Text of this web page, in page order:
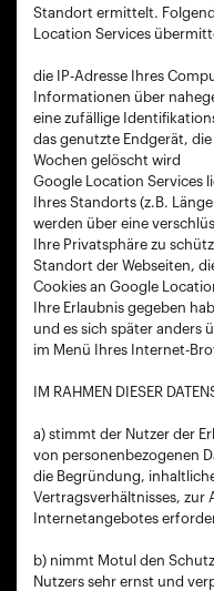
Standort ermittelt.
Location Services
die IP-Adresse Ihres
Informationen über
eine zufällige
das genutzte Endgerät,
Wochen gelöscht wird
Google Location Services
Ihres Standorts (z.B.
werden über eine
Ihre Privatsphäre zu
Standort der Webseiten,
Cookies an Google
Ihre Erlaubnis gegeben
und es sich später anders
im Menü Ihres Internet-
IM RAHMEN DIESER
a) stimmt der Nutzer der
von personenbezogenen
die Begründung,
Vertragsverhältnisses, zur
Internetangebotes
b) nimmt Motul den
Nutzers sehr ernst und